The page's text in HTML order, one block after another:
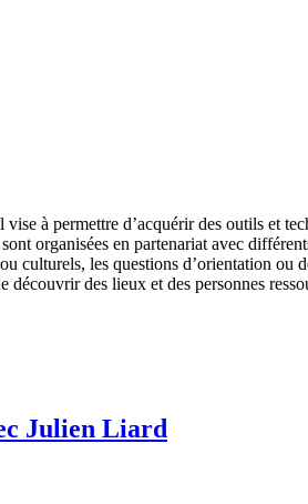
à permettre d’acquérir des outils et
organisées en partenariat avec
culturels, les questions d’orientation ou
des lieux et des personnes
Julien Liard